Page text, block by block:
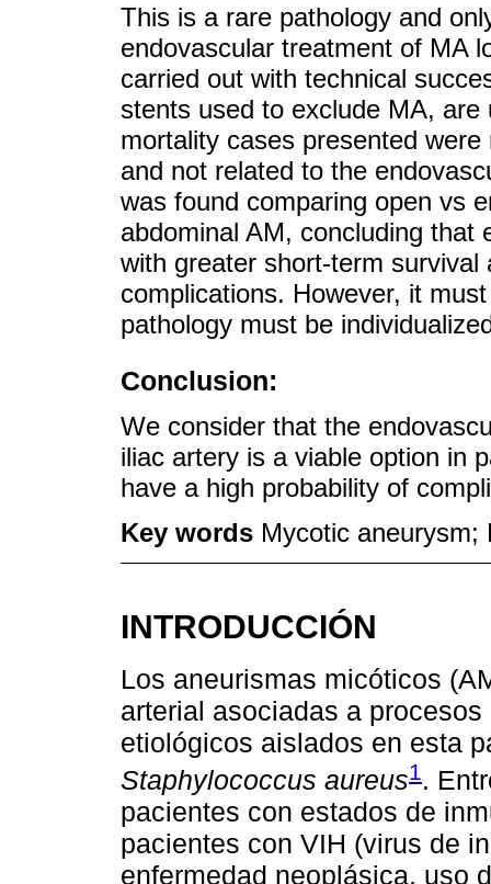
This is a rare pathology and
endovascular treatment of MA
carried out with technical
stents used to exclude MA,
mortality cases presented
and not related to the
was found comparing open vs
abdominal AM, concluding that
with greater short-term
complications. However, it
pathology must be
Conclusion:
We consider that the
iliac artery is a viable option in
have a high probability of
Key words Mycotic aneurysm;
INTRODUCCIÓN
Los aneurismas micóticos
arterial asociadas a
etiológicos aislados en esta
Staphylococcus aureus1.
pacientes con estados de
pacientes con VIH (virus de
enfermedad neoplásica, uso